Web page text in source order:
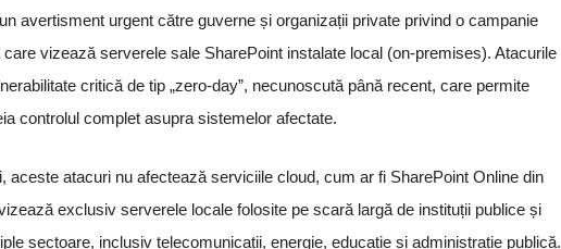
avertisment urgent către guverne și organizații private privind o campanie
vizează serverele sale SharePoint instalate local (on-premises). Atacurile
critică de tip „zero-day”, necunoscută până recent, care permite
controlul complet asupra sistemelor afectate.
aceste atacuri nu afectează serviciile cloud, cum ar fi SharePoint Online din
exclusiv serverele locale folosite pe scară largă de instituții publice și
sectoare, inclusiv telecomunicații, energie, educație și administrație publică.